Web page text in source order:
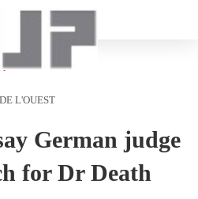
L'OUEST
German judge
for Dr Death